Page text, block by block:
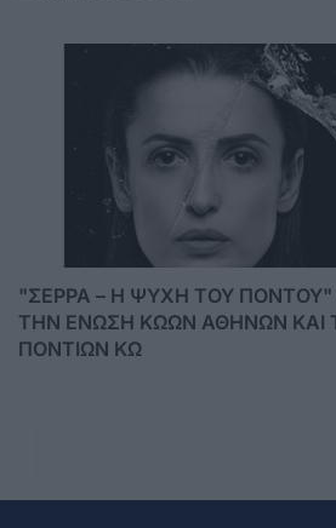
"ΣΕΡΡΑ – Η ΨΥΧΗ ΤΟΥ ΠΟΝΤΟΥ" ΣΕ ΣΥΝΕΡΓΑΣΙΑ ΜΕ
ΤΗΝ ΕΝΩΣΗ ΚΩΩΝ ΑΘΗΝΩΝ ΚΑΙ ΤΟΝ ΣΥΛΛΟΓΟ
ΠΟΝΤΙΩΝ ΚΩ